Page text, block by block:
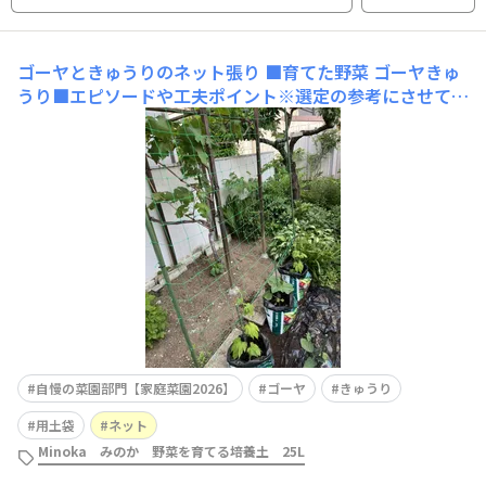
ゴーヤときゅうりのネット張り ■育てた野菜 ゴーヤきゅ
うり■エピソードや工夫ポイント※選定の参考にさせてい
ただきますので必ずご入力ください 菜園スペースがなく
て用土袋に直接苗を、植えてみました。ゴーヤ、きゅうり
は肥料はあまり要らないかなとも思いました。置き場も選
べて、ちょうど、ぶどう棚前にネットをかけて育てる
自慢の菜園部門【家庭菜園2026】 ゴーヤ
きゅうり
用土袋
ネット
Minoka みのか 野菜を育てる培養土 25L